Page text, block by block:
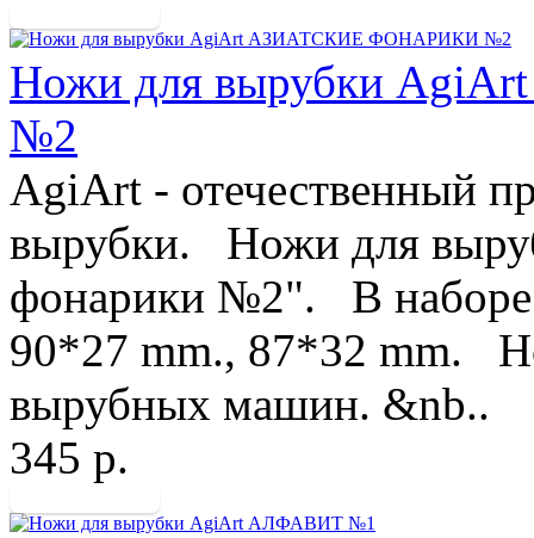
Ножи для вырубки
№2
AgiArt - отечественный
вырубки. Ножи для
фонарики №2". В наборе
90*27 mm., 87*32 mm.
вырубных машин. &nb..
345 р.